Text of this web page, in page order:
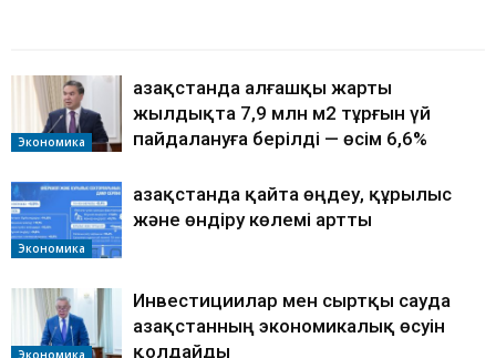
Экономика
Қазақстанда алғашқы жарты
жылдықта 7,9 млн м2 тұрғын үй
пайдалануға берілді — өсім 6,6%
Экономика
Қазақстанда қайта өңдеу, құрылыс
және өндіру көлемі артты
Экономика
Инвестициилар мен сыртқы сауда
Қазақстанның экономикалық өсуін
қолдайды